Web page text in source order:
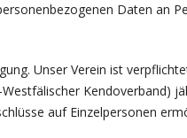
Daten an
Unser Verein ist
Kendoverband)
auf Einzelpersonen